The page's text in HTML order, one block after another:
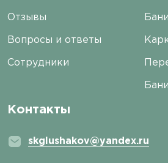
Отзывы
Вопросы и ответы
Сотрудники
Контакты
skglushakov@yandex.ru